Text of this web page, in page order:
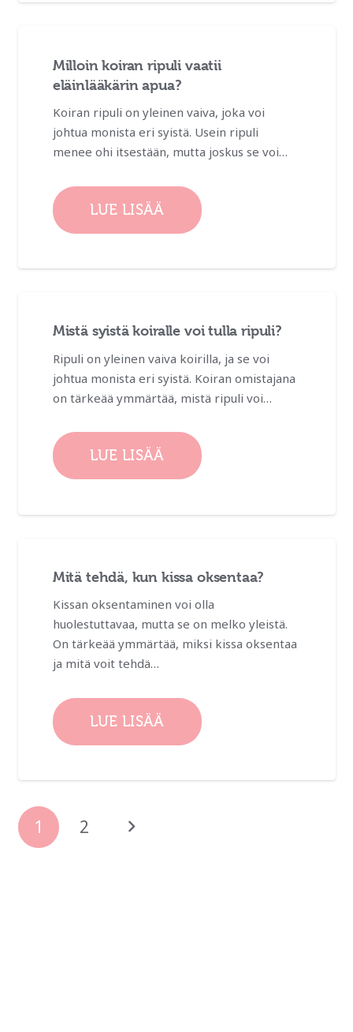
Milloin koiran ripuli vaatii
eläinlääkärin apua?
Koiran ripuli on yleinen vaiva, joka voi
johtua monista eri syistä. Usein ripuli
menee ohi itsestään, mutta joskus se voi…
LUE LISÄÄ
Mistä syistä koiralle voi tulla ripuli?
Ripuli on yleinen vaiva koirilla, ja se voi
johtua monista eri syistä. Koiran omistajana
on tärkeää ymmärtää, mistä ripuli voi…
LUE LISÄÄ
Mitä tehdä, kun kissa oksentaa?
Kissan oksentaminen voi olla
huolestuttavaa, mutta se on melko yleistä.
On tärkeää ymmärtää, miksi kissa oksentaa
ja mitä voit tehdä…
LUE LISÄÄ
1 2